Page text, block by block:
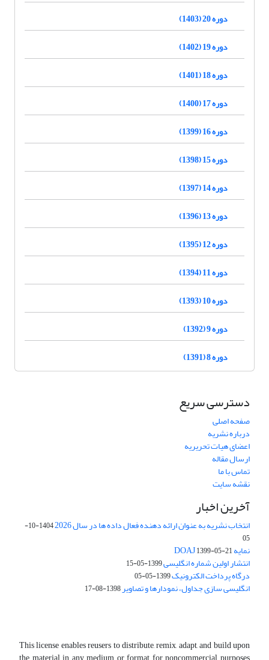
دوره 20 (1403)
دوره 19 (1402)
دوره 18 (1401)
دوره 17 (1400)
دوره 16 (1399)
دوره 15 (1398)
دوره 14 (1397)
دوره 13 (1396)
دوره 12 (1395)
دوره 11 (1394)
دوره 10 (1393)
دوره 9 (1392)
دوره 8 (1391)
دسترسی سریع
صفحه اصلی
درباره نشریه
اعضای هیات تحریریه
ارسال مقاله
تماس با ما
نقشه سایت
آخرین اخبار
انتخاب نشریه به عنوان ارائه دهنده فعال داده ها در سال 2026
1404-10-
05
نمایه DOAJ1399-05-21
انتشار اولین شماره انگلیسی1399-05-15
درگاه پرداخت الکترونیک1399-05-05
انگلیسی سازی جداول، نمودارها و تصاویر1398-08-17
This license enables reusers to distribute, remix, adapt, and build upon